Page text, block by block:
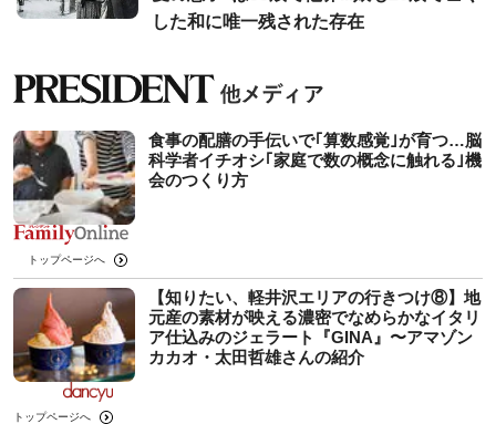
した和に唯一残された存在
食事の配膳の手伝いで｢算数感覚｣が育つ…脳
科学者イチオシ｢家庭で数の概念に触れる｣機
会のつくり方
トップページへ
【知りたい、軽井沢エリアの行きつけ⑧】地
元産の素材が映える濃密でなめらかなイタリ
ア仕込みのジェラート『GINA』〜アマゾン
カカオ・太田哲雄さんの紹介
トップページへ